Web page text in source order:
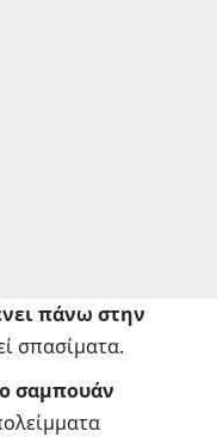
πάνω στην
σπασίματα.
σαμπουάν